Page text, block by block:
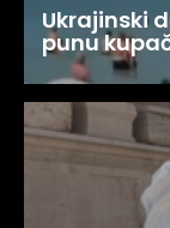
Ukrajinski
punu